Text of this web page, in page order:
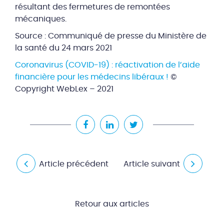
résultant des fermetures de remontées
mécaniques.
Source : Communiqué de presse du Ministère de
la santé du 24 mars 2021
Coronavirus (COVID-19) : réactivation de l’aide
financière pour les médecins libéraux ! ©
Copyright WebLex – 2021
Article précédent Article suivant
Retour aux articles